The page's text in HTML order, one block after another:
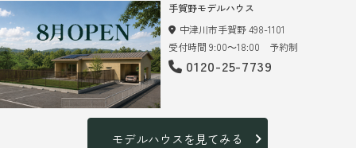
手賀野モデルハウス
中津川市手賀野 498-1101
受付時間 9:00～18:00 予約制
0120-25-7739
モデルハウスを見てみる